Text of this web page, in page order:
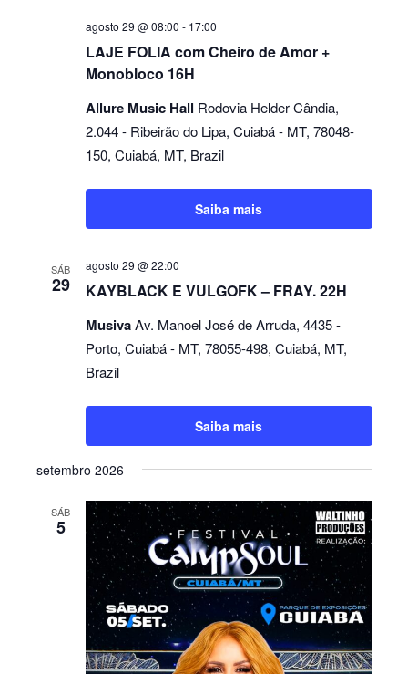
agosto 29 @ 08:00 - 17:00
LAJE FOLIA com Cheiro de Amor +
Monobloco 16H
Allure Music Hall Rodovia Helder Cândia,
2.044 - Ribeirão do Lipa, Cuiabá - MT, 78048-
150, Cuiabá, MT, Brazil
Saiba mais
SÁB
29
agosto 29 @ 22:00
KAYBLACK E VULGOFK – FRAY. 22H
MusivaAv. Manoel José de Arruda, 4435 -
Porto, Cuiabá - MT, 78055-498, Cuiabá, MT,
Brazil
Saiba mais
setembro 2026
SÁB
5